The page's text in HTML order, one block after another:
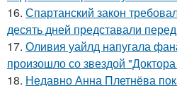
16. Спартанский закон
десять дней представали
17. Оливия уайлд напугала
произошло со звездой
18. Недавно Анна Плетнёва